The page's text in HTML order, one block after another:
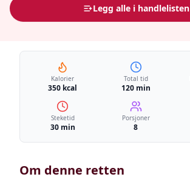
Legg alle i handlelisten
Kalorier
350 kcal
Total tid
120 min
Steketid
30 min
Porsjoner
8
Om denne retten